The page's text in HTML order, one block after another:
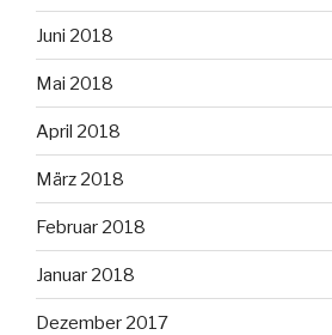
Juni 2018
Mai 2018
April 2018
März 2018
Februar 2018
Januar 2018
Dezember 2017